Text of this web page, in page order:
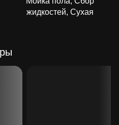
жидкостей, Сухая